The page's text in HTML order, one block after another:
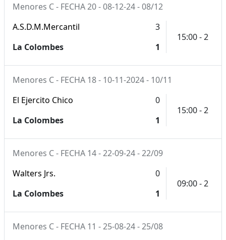
Menores C - FECHA 20 - 08-12-24 - 08/12
A.S.D.M.Mercantil
3
La Colombes
1
15:00 - 2
Menores C - FECHA 18 - 10-11-2024 - 10/11
El Ejercito Chico
0
La Colombes
1
15:00 - 2
Menores C - FECHA 14 - 22-09-24 - 22/09
Walters Jrs.
0
La Colombes
1
09:00 - 2
Menores C - FECHA 11 - 25-08-24 - 25/08